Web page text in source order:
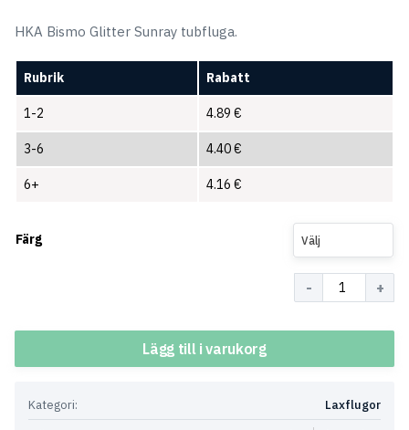
HKA Bismo Glitter Sunray tubfluga.
Rubrik Rabatt
1-2 4.89 €
3-6 4.40€
6+ 4.16 €
Färg Välj
Lägg till i varukorg
Kategori:
Laxflugor